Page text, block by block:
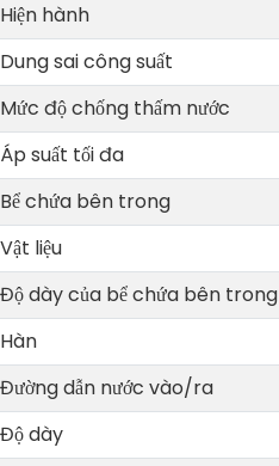
Hiện hành
Dung sai công suất
Mức độ chống thấm nước
Áp suất tối đa
Bể chứa bên trong
Vật liệu
Độ dày của bể chứa bên trong
Hàn
Đường dẫn nước vào/ra
Độ dày